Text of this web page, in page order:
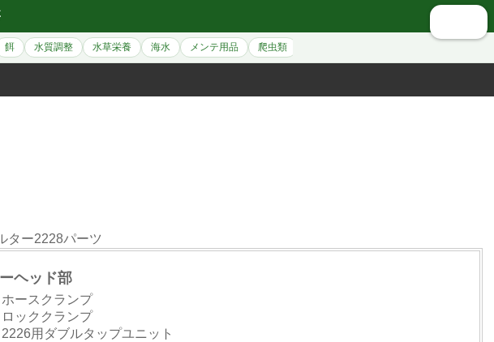
餌 水質調整 水草栄養 海水 メンテ用品 爬虫類
ター2228パーツ
ヘッド部
ースクランプ
ッククランプ
用ダブルタップユニット